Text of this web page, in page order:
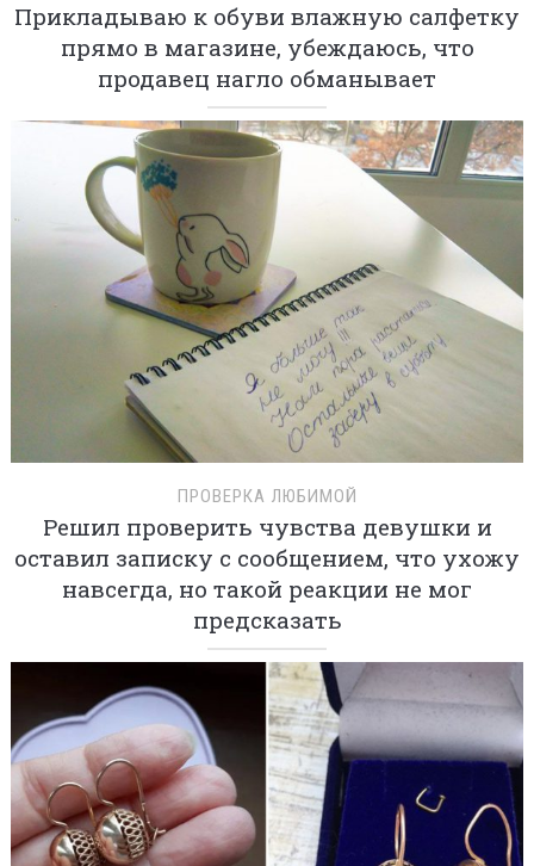
Прикладываю к обуви влажную салфетку
прямо в магазине, убеждаюсь, что
продавец нагло обманывает
ПРОВЕРКА ЛЮБИМОЙ
Решил проверить чувства девушки и
оставил записку с сообщением, что ухожу
навсегда, но такой реакции не мог
предсказать